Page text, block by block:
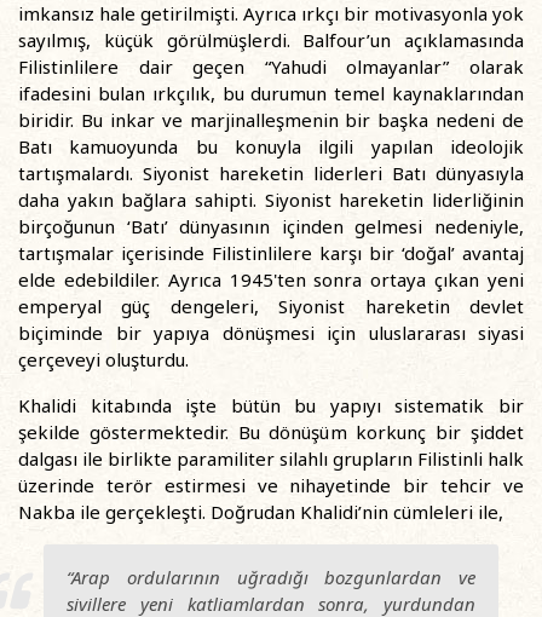
imkansız hale getirilmişti. Ayrıca ırkçı bir motivasyonla yok
sayılmış, küçük görülmüşlerdi. Balfour’un açıklamasında
Filistinlilere dair geçen “Yahudi olmayanlar” olarak
ifadesini bulan ırkçılık, bu durumun temel kaynaklarından
biridir. Bu inkar ve marjinalleşmenin bir başka nedeni de
Batı kamuoyunda bu konuyla ilgili yapılan ideolojik
tartışmalardı. Siyonist hareketin liderleri Batı dünyasıyla
daha yakın bağlara sahipti. Siyonist hareketin liderliğinin
birçoğunun ‘Batı’ dünyasının içinden gelmesi nedeniyle,
tartışmalar içerisinde Filistinlilere karşı bir ‘doğal’ avantaj
elde edebildiler. Ayrıca 1945'ten sonra ortaya çıkan yeni
emperyal güç dengeleri, Siyonist hareketin devlet
biçiminde bir yapıya dönüşmesi için uluslararası siyasi
çerçeveyi oluşturdu.
Khalidi kitabında işte bütün bu yapıyı sistematik bir
şekilde göstermektedir. Bu dönüşüm korkunç bir şiddet
dalgası ile birlikte paramiliter silahlı grupların Filistinli halk
üzerinde terör estirmesi ve nihayetinde bir tehcir ve
Nakba ile gerçekleşti. Doğrudan Khalidi’nin cümleleri ile,
“Arap ordularının uğradığı bozgunlardan ve
sivillere yeni katliamlardan sonra, yurdundan